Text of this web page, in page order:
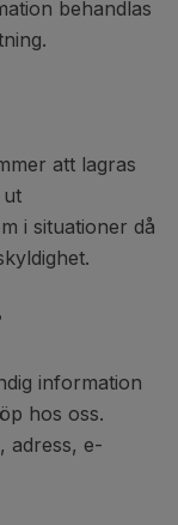
behandlas
att lagras
ut
i situationer då
information
hos oss.
adress, e-